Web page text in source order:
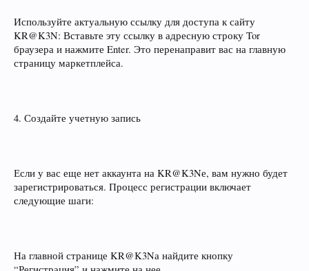
Используйте актуальную ссылку для доступа к сайту
KR@K3N: Вставьте эту ссылку в адресную строку Tor
браузера и нажмите Enter. Это перенаправит вас на главную
страницу маркетплейса.
4. Создайте учетную запись
Если у вас еще нет аккаунта на KR@K3Nе, вам нужно будет
зарегистрироваться. Процесс регистрации включает
следующие шаги:
На главной странице KR@K3Nа найдите кнопку